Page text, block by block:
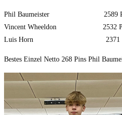
Phil Baumeister 2589 Pins
Vincent Wheeldon 2532 Pins
Luis Horn 2371 Pins
Bestes Einzel Netto 268 Pins Phil